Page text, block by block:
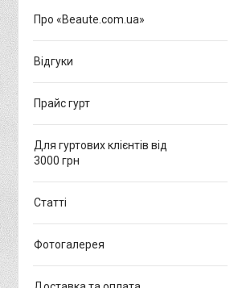
Про «Beaute.com.ua»
Відгуки
Прайс гурт
Для гуртових клієнтів від
3000 грн
Статті
Фотогалерея